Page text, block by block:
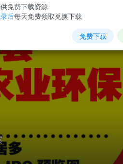
免费下载资源
后每天免费领取兑换下载
免费下载